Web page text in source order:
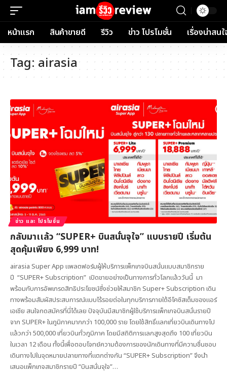
หน้าแรก สินค้าขายดี รีวิว ข่าว โปรโมชั่น เรื่องน่าสนใ
Tag: airasia
ข่าว และ โปรโมชั่น
กลับมาเเล้ว “SUPER+ บินสนั่นจุใจ” แบบรายปี เริ่มต้น
สุดคุ้มเพียง 6,999 บาท!
airasia Super App แพลตฟอร์มผู้ให้บริการแพ็กเกจบินสนั่นแบบสมาชิกราย
ปี “SUPER+ Subscription” เปิดขายอย่างเป็นทางการทั่วโลกแล้ววันนี้ มา
พร้อมกับการอัพเกรดสิทธิประโยชน์ซึ่งช่วยให้สมาชิก Super+ Subscription เดิน
ทางพร้อมสัมผัสประสบการณ์แบบไร้รอยต่อในทุกบริการภายใต้อีโคซิสเต็มของแอร์
เอเชีย สนใจกดสมัครที่นี่ได้เลย ปัจจุบันมีสมาชิกผู้ใช้บริการแพ็กเกจบินสนั่นรายปี
จาก SUPER+ ในภูมิภาคมากกว่า 100,000 ราย โดยใช้สิทธิ์แลกเที่ยวบินเดินทางไป
แล้วกว่า 500,000 เที่ยวบินทั่วภูมิภาค โดยมีสถิติการแลกสูงสุดถึง 100 เที่ยวบิน
ในเวลา 12 เดือน ทั้งนี้เพื่อตอบโจทย์ความต้องการของนักเดินทางที่มีความชื่นชอบ
เดินทางไปในจุดหมายปลายทางที่แตกต่างกัน “SUPER+ Subscription” จึงนำ
เสนอแพ็กเกจสมาชิกรายปี “บินสนั่นจุใจ”…